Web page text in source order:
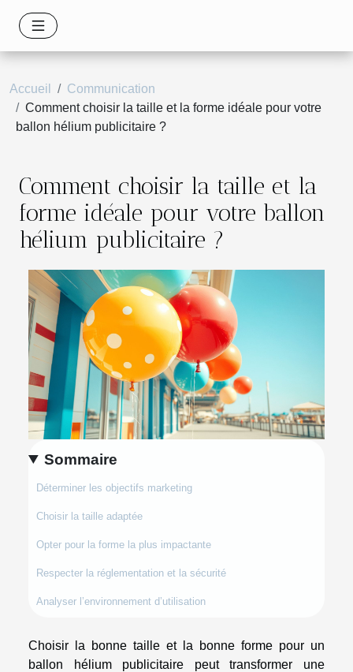
Accueil
Communication
Comment choisir la taille et la forme idéale pour votre
ballon hélium publicitaire ?
Comment choisir la taille et la
forme idéale pour votre ballon
hélium publicitaire ?
Sommaire
Déterminer les objectifs marketing
Choisir la taille adaptée
Opter pour la forme la plus impactante
Respecter la réglementation et la sécurité
Analyser l’environnement d’utilisation
Choisir la bonne taille et la bonne forme pour un
ballon hélium publicitaire peut transformer une